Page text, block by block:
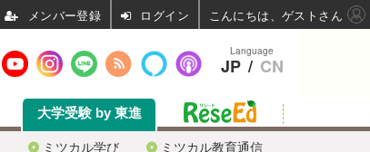
ミツカル学び ミツカル教育通信
大学受験 by 東進
Language
JP / CN
ログイン こんにちは、ゲストさん